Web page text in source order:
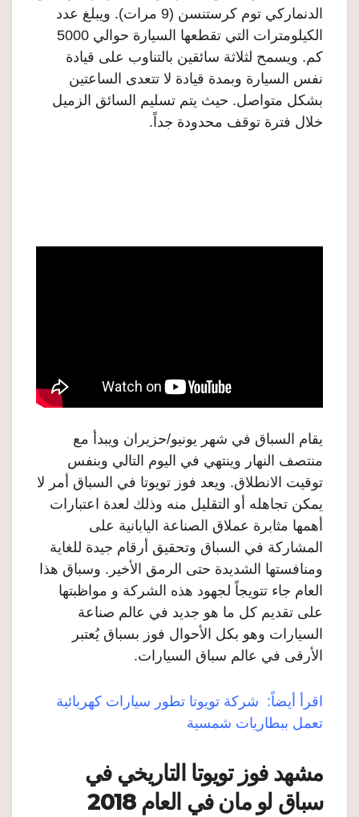
الدنماركي توم كرستنسن (9 مرات). ويبلغ عدد
الكيلومترات التي تقطعها السيارة حوالي 5000
كم. ويسمح لثلاثة سائقين بالتناوب على قيادة
نفس السيارة وبمدة قيادة لا تتعدى الساعتين
بشكل متواصل. حيث يتم تسليم السائق الزميل
خلال فترة توقف محدودة جداً.
يقام السباق في شهر يونيو/حزيران ويبدأ مع
منتصف النهار وينتهي في اليوم التالي وبنفس
توقيت الانطلاق. ويعد فوز تويوتا في السباق أمر لا
يمكن تجاهله أو التقليل منه وذلك لعدة اعتبارات
أهمها مثابرة عملاق الصناعة اليابانية على
المشاركة في السباق وتحقيق أرقام جيدة للغاية
ومنافستها الشديدة حتى الرمق الأخير. وسباق هذا
العام جاء تتويجاً لجهود هذه الشركة و مواظبتها
على تقديم كل ما هو جديد في عالم صناعة
السيارات وهو بكل الأحوال فوز بسباق يُعتبر
الأرقى في عالم سباق السيارات.
اقرأ أيضاً: شركة تويوتا تطور سيارات كهربائية
تعمل ببطاريات شمسية
مشهد فوز تويوتا التاريخي في
سباق لو مان في العام 2018